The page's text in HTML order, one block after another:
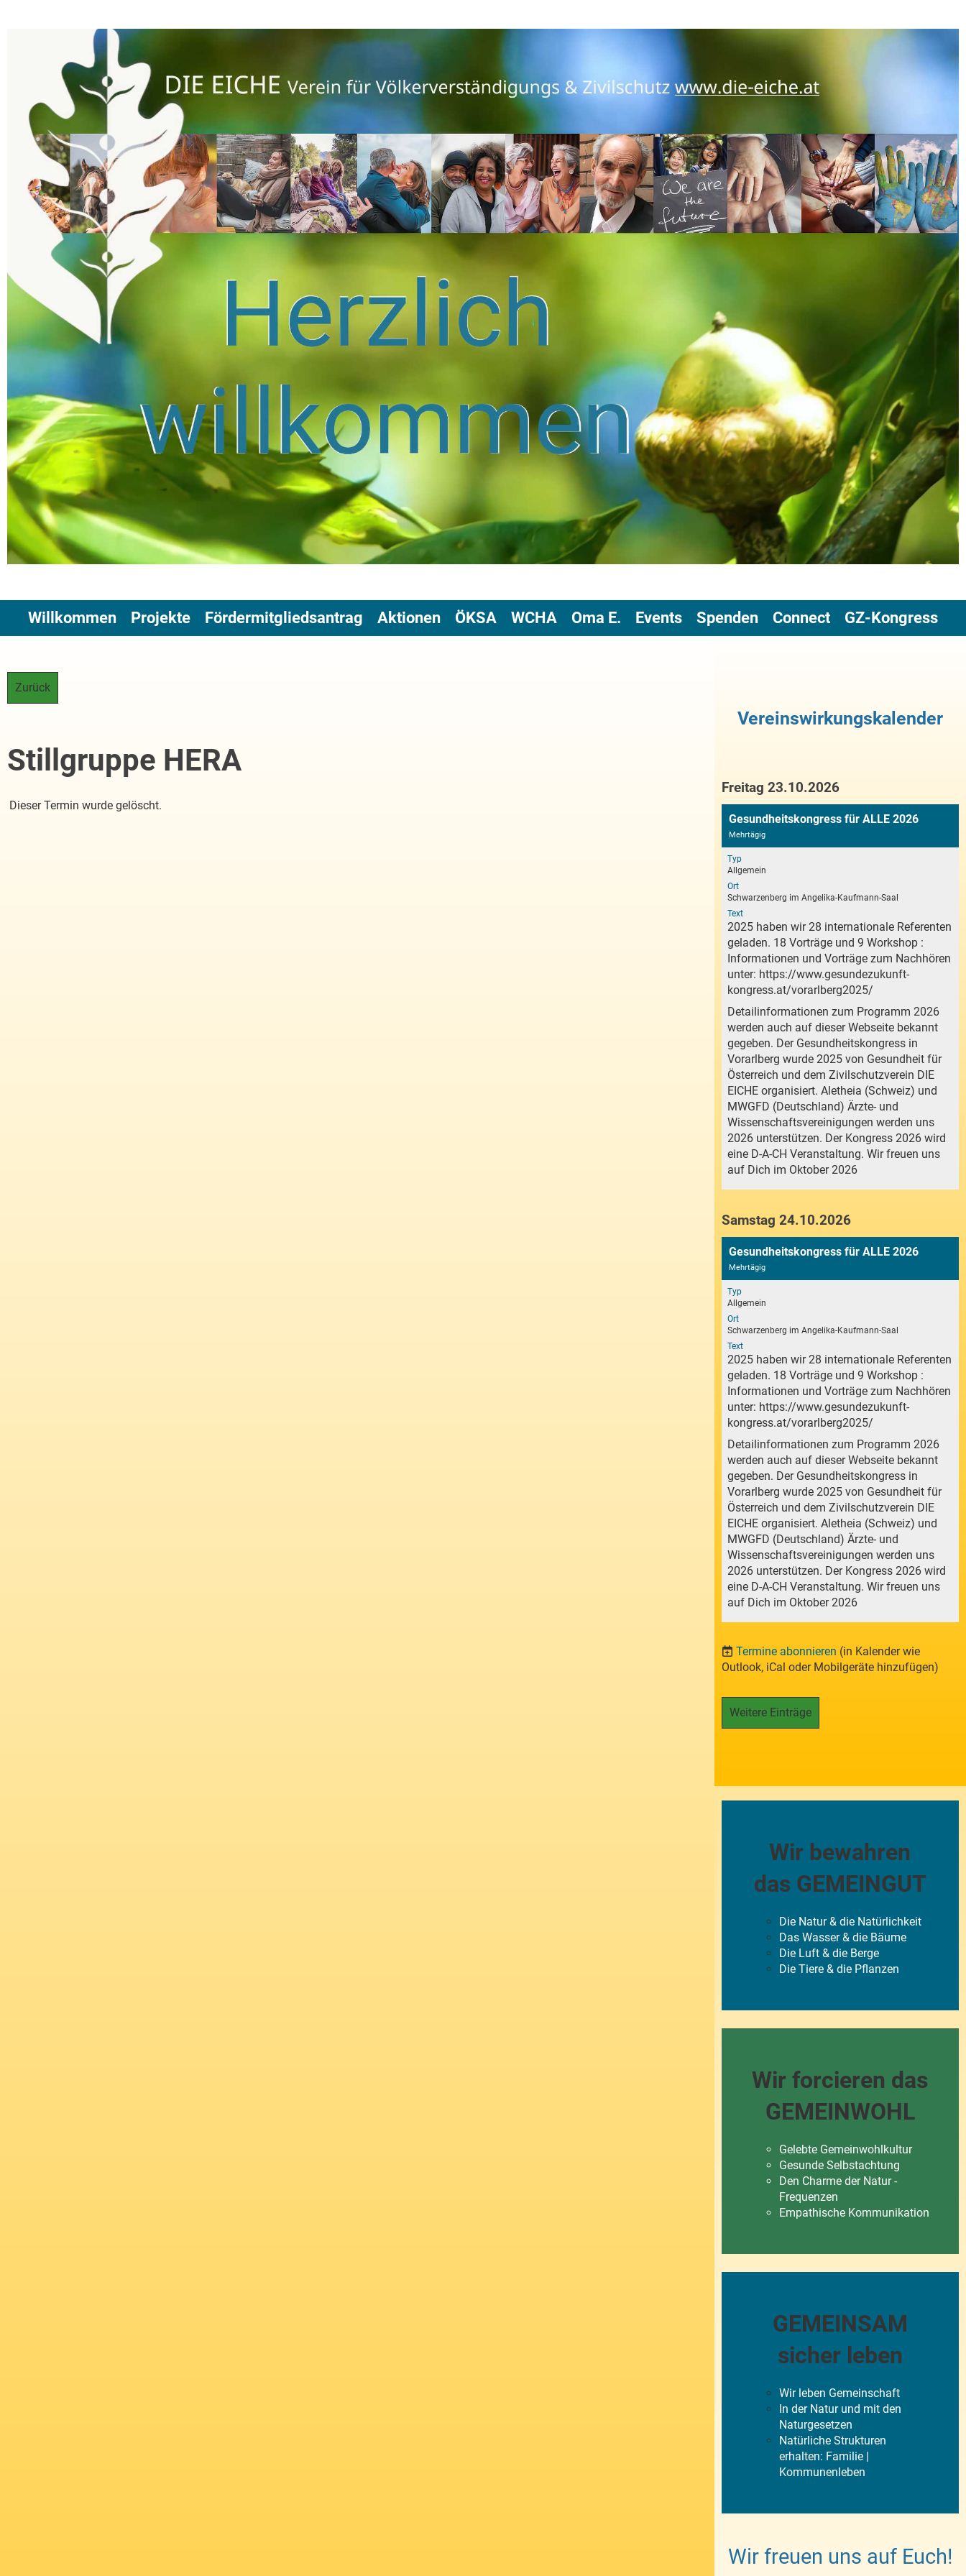
Willkommen Projekte Fördermitgliedsantrag Aktionen ÖKSA WCHA Oma E. Events Spenden Connect GZ-Kongress
Zurück
Stillgruppe HERA
Dieser Termin wurde gelöscht.
Vereinswirkungskalender
Freitag 23.10.2026
Gesundheitskongress für ALLE 2026
Mehrtägig
Typ
Allgemein
Ort
Schwarzenberg im Angelika-Kaufmann-Saal
Text
2025 haben wir 28 internationale Referenten
geladen. 18 Vorträge und 9 Workshop :
Informationen und Vorträge zum Nachhören
unter: https://www.gesundezukunft-
kongress.at/vorarlberg2025/
Detailinformationen zum Programm 2026
werden auch auf dieser Webseite bekannt
gegeben. Der Gesundheitskongress in
Vorarlberg wurde 2025 von Gesundheit für
Österreich und dem Zivilschutzverein DIE
EICHE organisiert. Aletheia (Schweiz) und
MWGFD (Deutschland) Ärzte- und
Wissenschaftsvereinigungen werden uns
2026 unterstützen. Der Kongress 2026 wird
eine D-A-CH Veranstaltung. Wir freuen uns
auf Dich im Oktober 2026
Samstag 24.10.2026
Gesundheitskongress für ALLE 2026
Mehrtägig
Typ
Allgemein
Ort
Schwarzenberg im Angelika-Kaufmann-Saal
Text
2025 haben wir 28 internationale Referenten
geladen. 18 Vorträge und 9 Workshop :
Informationen und Vorträge zum Nachhören
unter: https://www.gesundezukunft-
kongress.at/vorarlberg2025/
Detailinformationen zum Programm 2026
werden auch auf dieser Webseite bekannt
gegeben. Der Gesundheitskongress in
Vorarlberg wurde 2025 von Gesundheit für
Österreich und dem Zivilschutzverein DIE
EICHE organisiert. Aletheia (Schweiz) und
MWGFD (Deutschland) Ärzte- und
Wissenschaftsvereinigungen werden uns
2026 unterstützen. Der Kongress 2026 wird
eine D-A-CH Veranstaltung. Wir freuen uns
auf Dich im Oktober 2026
Termine abonnieren (in Kalender wie
Outlook, iCal oder Mobilgeräte hinzufügen)
Weitere Einträge
Wir bewahren
das GEMEINGUT
Die Natur & die Natürlichkeit
Das Wasser & die Bäume
Die Luft & die Berge
Die Tiere & die Pflanzen
Wir forcieren das
GEMEINWOHL
Gelebte Gemeinwohlkultur
Gesunde Selbstachtung
Den Charme der Natur -
Frequenzen
Empathische Kommunikation
GEMEINSAM
sicher leben
Wir leben Gemeinschaft
In der Natur und mit den
Naturgesetzen
Natürliche Strukturen
erhalten: Familie |
Kommunenleben
Wir freuen uns auf Euch!